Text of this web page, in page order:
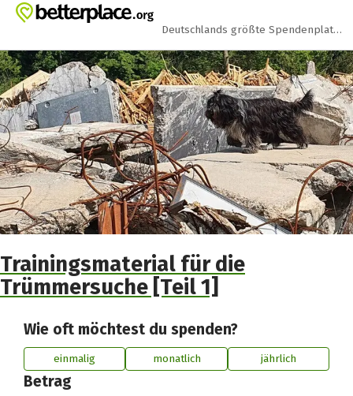
Zum Hauptinhalt springen
Erklärung zur Barrierefreiheit anzeigen
Deutschlands größte Spendenplattform
Trainingsmaterial für die
Trümmersuche [Teil 1]
Wie oft möchtest du spenden?
einmalig monatlich jährlich
Betrag